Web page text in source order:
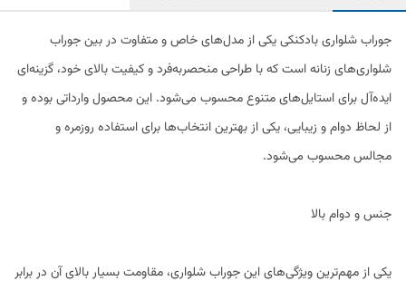
جوراب شلواری بادکنکی یکی از مدل‌های خاص و متفاوت در بین جوراب
شلواری‌های زنانه است که با طراحی منحصربه‌فرد و کیفیت بالای خود، گزینه‌ای
ایده‌آل برای استایل‌های متنوع محسوب می‌شود. این محصول وارداتی بوده و
از لحاظ دوام و زیبایی، یکی از بهترین انتخاب‌ها برای استفاده روزمره و
مجالس محسوب می‌شود.
جنس و دوام بالا
یکی از مهم‌ترین ویژگی‌های این جوراب شلواری، مقاومت بسیار بالای آن در برابر